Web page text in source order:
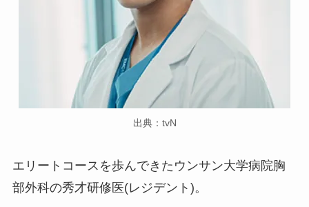
出典：tvN
エリートコースを歩んできたウンサン大学病院胸
部外科の秀才研修医(レジデント)。